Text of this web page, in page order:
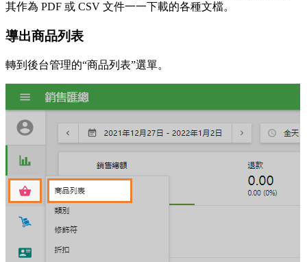
其作為 PDF 或 CSV 文件一一下載的各種文檔。
導出商品列表
轉到後台管理的“商品列表”選單。